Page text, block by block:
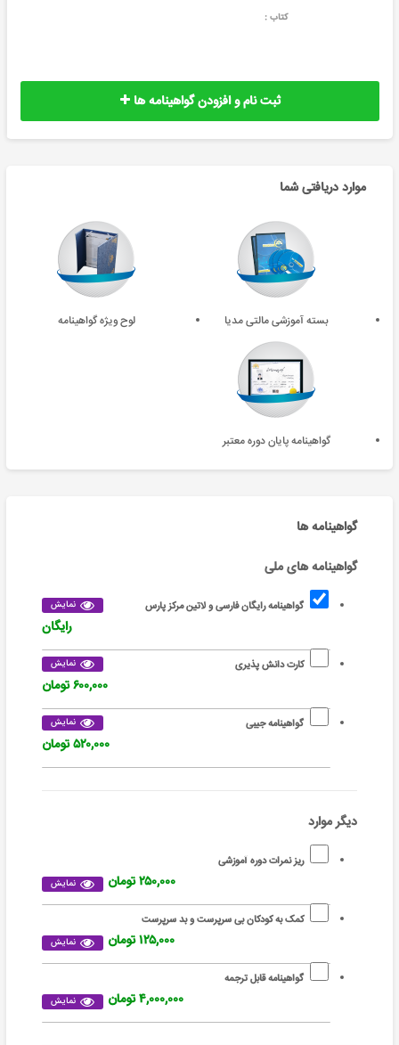
کتاب :
ثبت نام و افزودن گواهینامه ها
موارد دریافتی شما
بسته آموزشی مالتی مدیا لوح ویژه گواهینامه
گواهینامه پایان دوره معتبر
گواهینامه ها
گواهینامه های ملی
گواهینامه رایگان فارسی و لاتین مرکز پارس نمایش
رایگان
کارت دانش پذیری نمایش
۶۰۰,۰۰۰ تومان
گواهینامه جیبی نمایش
۵۲۰,۰۰۰ تومان
دیگر موارد
ریز نمرات دوره آموزشی
نمایش ۲۵۰,۰۰۰ تومان
کمک به کودکان بی سرپرست و بد سرپرست
نمایش ۱۲۵,۰۰۰ تومان
گواهینامه قابل ترجمه
نمایش ۴,۰۰۰,۰۰۰ تومان